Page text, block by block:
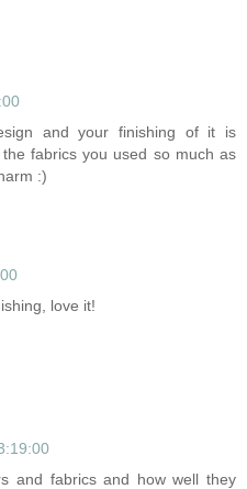
and your finishing of it is
fabrics you used so much as
:)
love it!
and fabrics and how well they